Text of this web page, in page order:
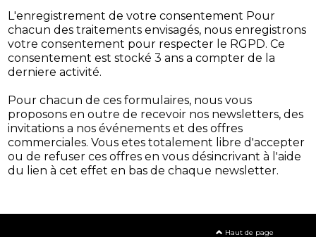
L'enregistrement de votre consentement Pour
chacun des traitements envisagés, nous enregistrons
votre consentement pour respecter le RGPD. Ce
consentement est stocké 3 ans a compter de la
derniere activité.
Pour chacun de ces formulaires, nous vous
proposons en outre de recevoir nos newsletters, des
invitations a nos événements et des offres
commerciales. Vous etes totalement libre d'accepter
ou de refuser ces offres en vous désincrivant à l'aide
du lien à cet effet en bas de chaque newsletter.
Haut de page